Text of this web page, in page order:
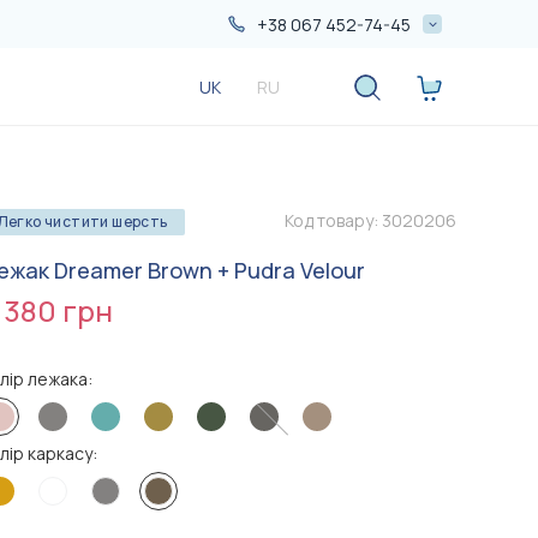
+38 067 452-74-45
+38 050 552-74-45
UK RU
чистити шерсть Код товару: 3020206
Dreamer Brown + Pudra Velour
грн
лежака:
каркасу: